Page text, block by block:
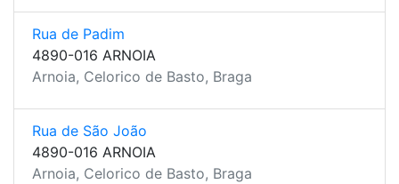
Rua de Padim
4890-016 ARNOIA
Arnoia, Celorico de Basto, Braga
Rua de São João
4890-016 ARNOIA
Arnoia, Celorico de Basto, Braga